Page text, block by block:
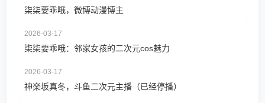
柒柒要乖哦，微博动漫博主
2026-03-17
柒柒要乖哦：邻家女孩的二次元cos魅力
2026-03-17
神楽坂真冬，斗鱼二次元主播（已经停播）